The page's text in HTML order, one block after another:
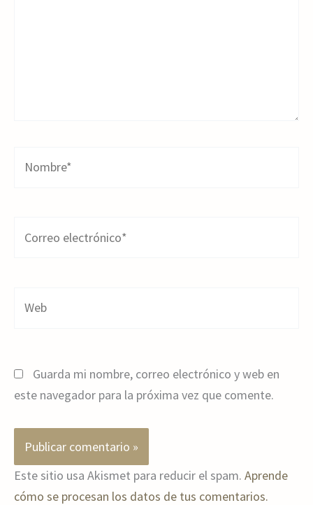
electrónico*
Guarda mi nombre, correo electrónico y web en
este navegador para la próxima vez que comente.
Este sitio usa Akismet para reducir el spam. Aprende
cómo se procesan los datos de tus comentarios.